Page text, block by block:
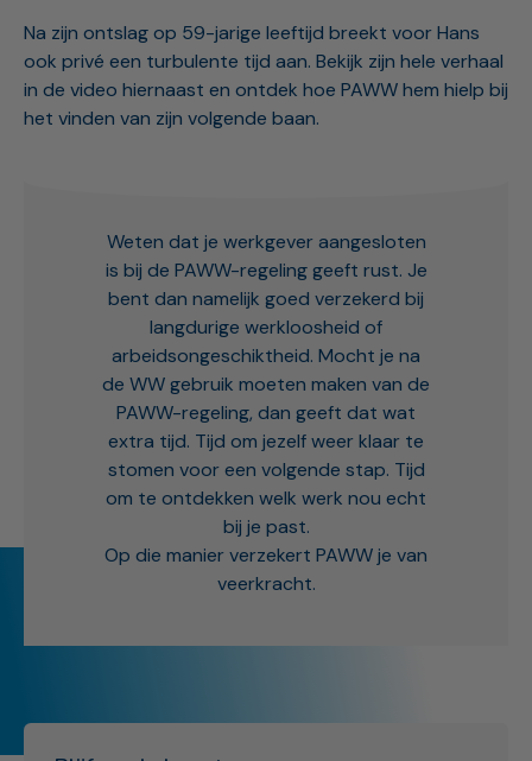
Na zijn ontslag op 59-jarige leeftijd breekt voor Hans
ook privé een turbulente tijd aan. Bekijk zijn hele verhaal
in de video hiernaast en ontdek hoe PAWW hem hielp bij
het vinden van zijn volgende baan.
Weten dat je werkgever aangesloten
is bij de PAWW-regeling geeft rust. Je
bent dan namelijk goed verzekerd bij
langdurige werkloosheid of
arbeidsongeschiktheid. Mocht je na
de WW gebruik moeten maken van de
PAWW-regeling, dan geeft dat wat
extra tijd. Tijd om jezelf weer klaar te
stomen voor een volgende stap. Tijd
om te ontdekken welk werk nou echt
bij je past.
Op die manier verzekert PAWW je van
veerkracht.